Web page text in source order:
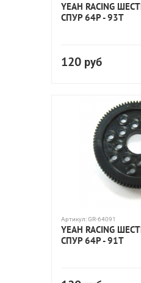
YEAH RACING
СПУР 64P - 93T
120 руб
Артикул:GR-64091
YEAH RACING
СПУР 64P - 91T